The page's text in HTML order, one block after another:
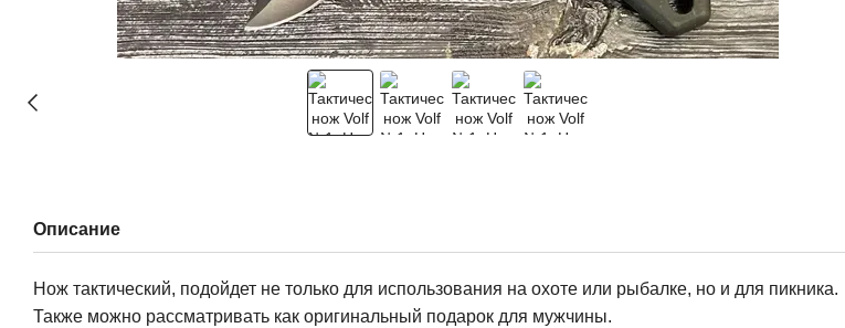
Описание
Нож тактический, подойдет не только для использования на охоте или рыбалке, но и для пикника.
Также можно рассматривать как оригинальный подарок для мужчины.